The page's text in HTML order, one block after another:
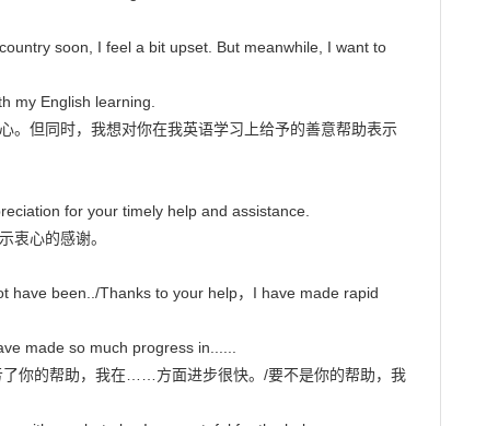
soon, I feel a bit upset. But meanwhile, I want to
my English learning.
。但同时，我想对你在我英语学习上给予的善意帮助表示
for your timely help and assistance.
衷心的感谢。
have been../Thanks to your help，I have made rapid
made so much progress in......
你的帮助，我在……方面进步很快。/要不是你的帮助，我